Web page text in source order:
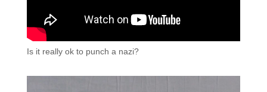
Is it really ok to punch a nazi?